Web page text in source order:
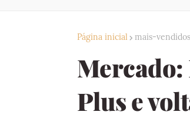
Página inicial mais-vendidos
Plus e